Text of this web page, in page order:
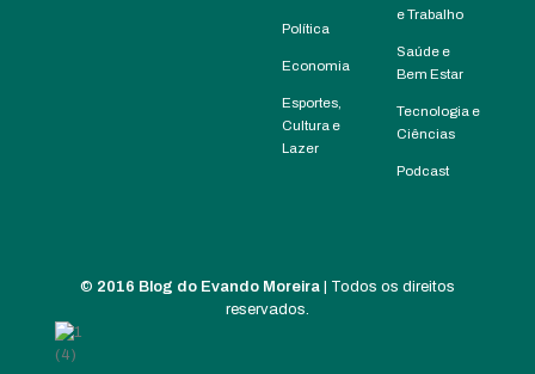
Política
Economia
Esportes,
Cultura e
Lazer
e Trabalho
Saúde e
Bem Estar
Tecnologia e
Ciências
Podcast
© 2016 Blog do Evando Moreira | Todos os direitos
reservados.